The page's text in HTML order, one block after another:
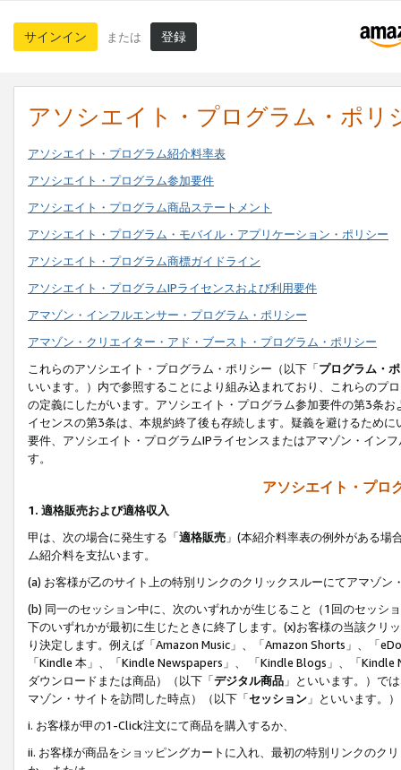
サインイン または 登録
アソシエイト・プログラム・ポリ
アソシエイト・プログラム紹介料率表
アソシエイト・プログラム参加要件
アソシエイト・プログラム商品ステートメント
アソシエイト・プログラム・モバイル・アプリケーション・ポリシー
アソシエイト・プログラム商標ガイドライン
アソシエイト・プログラムIPライセンスおよび利用要件
アマゾン・インフルエンサー・プログラム・ポリシー
アマゾン・クリエイター・アド・ブースト・プログラム・ポリシー
これらのアソシエイト・プログラム・ポリシー（以下「プログラム・
いいます。）内で参照することにより組み込まれており、これらのプ
の定義にしたがいます。アソシエイト・プログラム参加要件の第3条
イセンスの第3条は、本規約終了後も存続します。疑義を避けるため
要件、アソシエイト・プログラムIPライセンスまたはアマゾン・イン
す。
アソシエイト・プロ
1. 適格販売および適格収入
甲は、次の場合に発生する「適格販売 」(本紹介料率表の例外がある
ム紹介料を支払います。
(a) お客様が乙のサイト上の特別リンクのクリックスルーにてアマゾン
(b) 同一のセッション中に、次のいずれかが生じること（1回のセッシ
下のいずれかが最初に生じたときに終了します。(x)お客様の当該ク
り決定します。例えば「Amazon Music」、「Amazon Shorts」、「
「Kindle 本」、「Kindle Newspapers」、 「Kindle Blogs」、「
ダウンロードまたは商品）（以下「デジタル商品 」といいます。）で
マゾン・サイトを訪問した時点）（以下「セッション 」といいます。
i. お客様が甲の1-Click注文にて商品を購入するか、
ii. お客様が商品をショッピングカートに入れ、最初の特別リンクのク